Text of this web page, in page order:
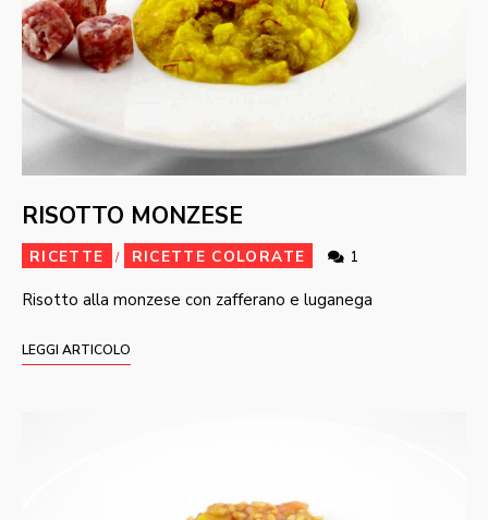
RISOTTO MONZESE
RICETTE / RICETTE COLORATE 1
Risotto alla monzese con zafferano e luganega
LEGGI ARTICOLO